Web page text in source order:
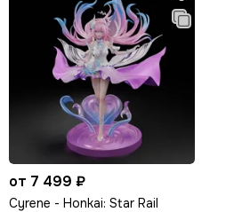
от 7 499 ₽
Cyrene - Honkai: Star Rail